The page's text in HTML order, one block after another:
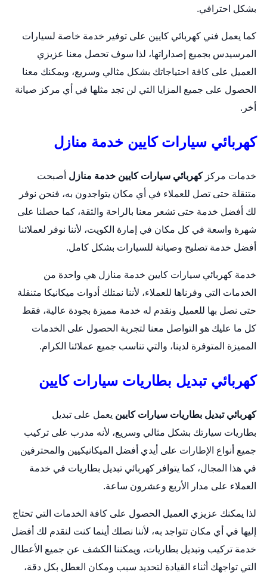
بشكل احترافي.
كما يعمل فني كهربائي كايين على توفير خدمة خاصة لسيارات
المرسيدس بجميع إصداراتها، لذا سوف تحصل معنا عزيزي
العميل على كافة احتياجاتك بشكل مثالي وسريع، ويمكنك معنا
الحصول على جميع المزايا التي لن تجد مثلها في أي مركز صيانة
أخر.
كهربائي سيارات كايين خدمة منازل
خدمات مركزكهربائي سيارات كايين خدمة منازل أصبحت
متنقلة حتى تصل للعملاء في أي مكان يتواجدون به، فنحن نوفر
لك أفضل خدمة حتى تشعر معنا بالراحة والثقة، كما حصلنا على
شهرة واسعة في كل مكان في إمارة الكويت، لأننا نوفر لعملائنا
أفضل خدمة تصليح وصيانة للسيارات بشكل كامل.
خدمة كهربائي سيارات كايين خدمة منازل هي واحدة من
الخدمات التي وفرناها للعملاء، لأننا نمتلك أدوات ميكانيكا متنقلة
حتى نصل بها للعميل ونقدم له خدمة مميزة بجودة عالية، فقط
كل ما عليك هو التواصل معنا لتجربة الحصول على الخدمات
المميزة المتوفرة لدينا، والتي تناسب جميع عملائنا الكرام.
كهربائي تبديل بطاريات سيارات كايين
كهربائي تبديل بطاريات سيارات كايين يعمل على تبديل
بطاريات سيارتك بشكل مثالي وسريع، لأنه مدرب على تركيب
جميع أنواع الإطارات على أيدي أفضل الميكانيكيين والمحترفين
في هذا المجال، كما يتوافر كهربائي تبديل بطاريات في خدمة
العملاء على مدار الأربع وعشرون ساعة.
لذا يمكنك عزيزي العميل الحصول على كافة الخدمات التي تحتاج
إليها في أي مكان تتواجد به، لأننا نصلك أينما كنت لنقدم لك أفضل
خدمة تركيب وتبديل بطاريات، ويمكننا الكشف عن جميع الأعطال
التي تواجهك أثناء القيادة لتحديد سبب ومكان العطل بكل دقة،